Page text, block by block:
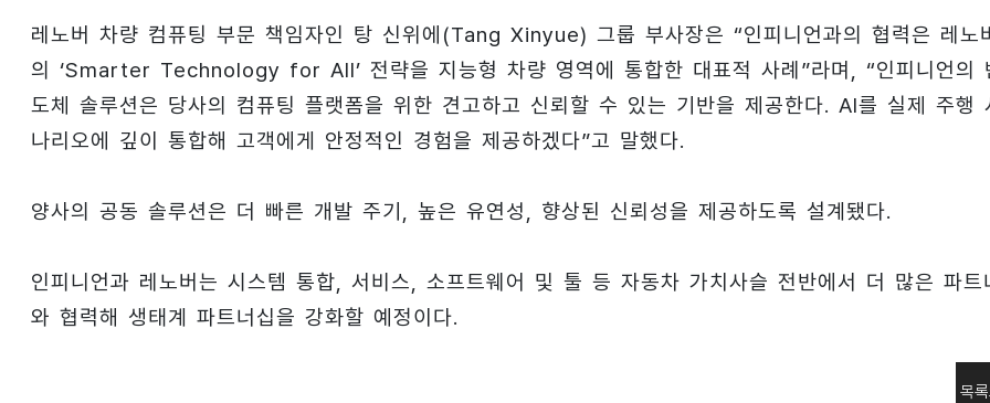
레노버 차량 컴퓨팅 부문 책임자인 탕 신위에(Tang Xinyue) 그룹 부사장은 “인피니언과의 협력은 레노
의 ‘Smarter Technology for All’ 전략을 지능형 차량 영역에 통합한 대표적 사례”라며, “인피니언의
도체 솔루션은 당사의 컴퓨팅 플랫폼을 위한 견고하고 신뢰할 수 있는 기반을 제공한다. AI를 실제 주행
나리오에 깊이 통합해 고객에게 안정적인 경험을 제공하겠다”고 말했다.
양사의 공동 솔루션은 더 빠른 개발 주기, 높은 유연성, 향상된 신뢰성을 제공하도록 설계됐다.
인피니언과 레노버는 시스템 통합, 서비스, 소프트웨어 및 툴 등 자동차 가치사슬 전반에서 더 많은 파트
와 협력해 생태계 파트너십을 강화할 예정이다.
목